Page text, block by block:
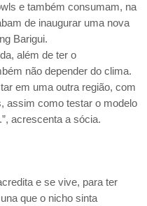
e também consumam, na
de inaugurar uma nova
Barigui.
além de ter o
não depender do clima.
em uma outra região, com
assim como testar o modelo
acrescenta a sócia.
e se vive, para ter
que o nicho sinta